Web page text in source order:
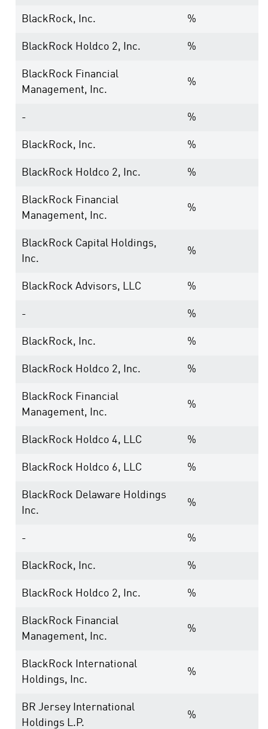
BlackRock, Inc. %
BlackRock Holdco 2, Inc. %
BlackRock Financial
Management, Inc.
%
- %
BlackRock, Inc. %
BlackRock Holdco 2, Inc. %
BlackRock Financial
Management, Inc.
%
BlackRock Capital Holdings,
Inc.
%
BlackRock Advisors, LLC %
- %
BlackRock, Inc. %
BlackRock Holdco 2, Inc. %
BlackRock Financial
Management, Inc.
%
BlackRock Holdco 4, LLC %
BlackRock Holdco 6, LLC %
BlackRock Delaware Holdings
Inc.
%
- %
BlackRock, Inc. %
BlackRock Holdco 2, Inc. %
BlackRock Financial
Management, Inc.
%
BlackRock International
Holdings, Inc.
%
BR Jersey International
Holdings L.P.
%